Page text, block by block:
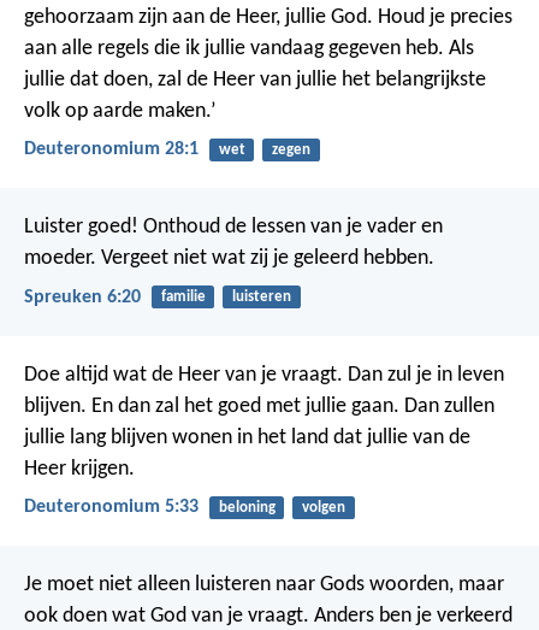
gehoorzaam zijn aan de Heer, jullie God. Houd je precies
aan alle regels die ik jullie vandaag gegeven heb. Als
jullie dat doen, zal de Heer van jullie het belangrijkste
volk op aarde maken.’
Deuteronomium 28:1 wet zegen
Luister goed! Onthoud de lessen van je vader en
moeder. Vergeet niet wat zij je geleerd hebben.
Spreuken 6:20 familie luisteren
Doe altijd wat de Heer van je vraagt. Dan zul je in leven
blijven. En dan zal het goed met jullie gaan. Dan zullen
jullie lang blijven wonen in het land dat jullie van de
Heer krijgen.
Deuteronomium 5:33 beloning volgen
Je moet niet alleen luisteren naar Gods woorden, maar
ook doen wat God van je vraagt. Anders ben je verkeerd